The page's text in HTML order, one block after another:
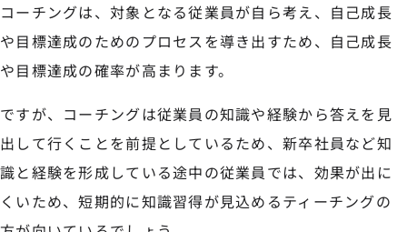
コーチングは、対象となる従業員が自ら考え、自己成長
や目標達成のためのプロセスを導き出すため、自己成長
や目標達成の確率が高まります。
ですが、コーチングは従業員の知識や経験から答えを見
出して行くことを前提としているため、新卒社員など知
識と経験を形成している途中の従業員では、効果が出に
くいため、短期的に知識習得が見込めるティーチングの